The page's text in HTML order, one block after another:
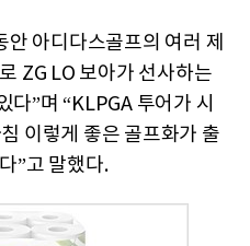
아디다스골프의 여러 제
ZG LO 보아가 선사하는
다”며 “KLPGA 투어가 시
이렇게 좋은 골프화가 출
”고 말했다.